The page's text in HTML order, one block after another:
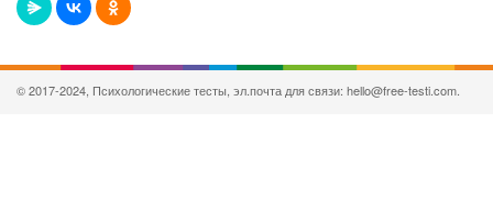
© 2017-2024, Психологические тесты, эл.почта для связи: hello@free-testi.com.